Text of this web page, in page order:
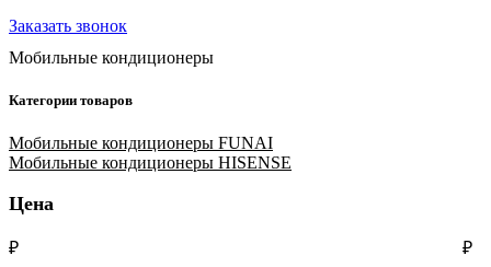
Заказать звонок
Мобильные кондиционеры
Категории товаров
Мобильные кондиционеры FUNAI
Мобильные кондиционеры HISENSE
Цена
₽ ₽